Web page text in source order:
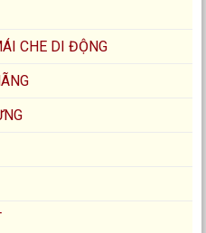
CHE DI ĐỘNG